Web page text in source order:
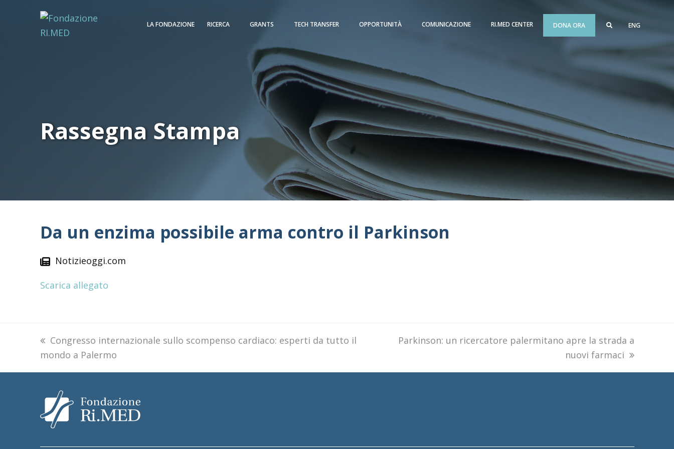
LA FONDAZIONE RICERCA GRANTS TECH TRANSFER OPPORTUNITÀ COMUNICAZIONE RI.MED CENTER DONA ORA ENG
Rassegna Stampa
Da un enzima possibile arma contro il Parkinson
Notizieoggi.com
Scarica allegato
previous
post:
Congresso internazionale sullo scompenso cardiaco: esperti da tutto il
mondo a Palermo
next
Parkinson: un ricercatore palermitano apre la strada a
nuovi farmaci